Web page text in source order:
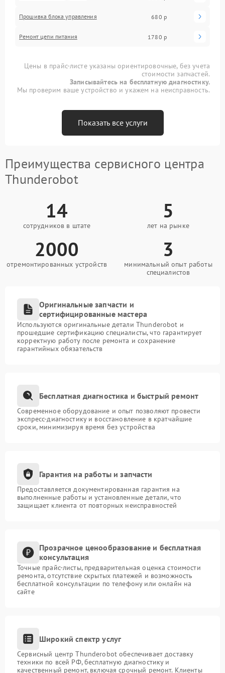
Прошивка блока управления 680 р
Ремонт цепи питания 1780 р
Цены в прайс-листе указаны ориентировочные, без учета
стоимости запчастей.
Записывайтесь на бесплатную диагностику.
Мы проверим ваше устройство и укажем на неисправность.
Показать все услуги
Преимущества сервисного центра
Thunderobot
14
сотрудников в штате
5
лет на рынке
2000
отремонтированных устройств
3
минимальный опыт работы
специалистов
Оригинальные запчасти и
сертифицированные мастера
Используются оригинальные детали Thunderobot и
прошедшие сертификацию специалисты, что гарантирует
корректную работу после ремонта и сохранение
гарантийных обязательств
Бесплатная диагностика и быстрый ремонт
Современное оборудование и опыт позволяют провести
экспресс-диагностику и восстановление в кратчайшие
сроки, минимизируя время без устройства
Гарантия на работы и запчасти
Предоставляется документированная гарантия на
выполненные работы и установленные детали, что
защищает клиента от повторных неисправностей
Прозрачное ценообразование и бесплатная
консультация
Точные прайс-листы, предварительная оценка стоимости
ремонта, отсутствие скрытых платежей и возможность
бесплатной консультации по телефону или онлайн на
сайте
Широкий спектр услуг
Сервисный центр Thunderobot обеспечивает доставку
техники по всей РФ, бесплатную диагностику и
качественный ремонт, включая срочный ремонт. Клиенты